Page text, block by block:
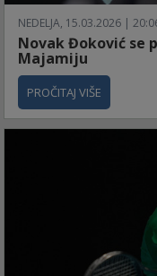
NEDELJA, 15.03.2026 |
Novak Đoković se
Majamiju
PROČITAJ VIŠE